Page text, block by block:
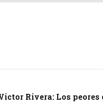
Rivera: Los peores